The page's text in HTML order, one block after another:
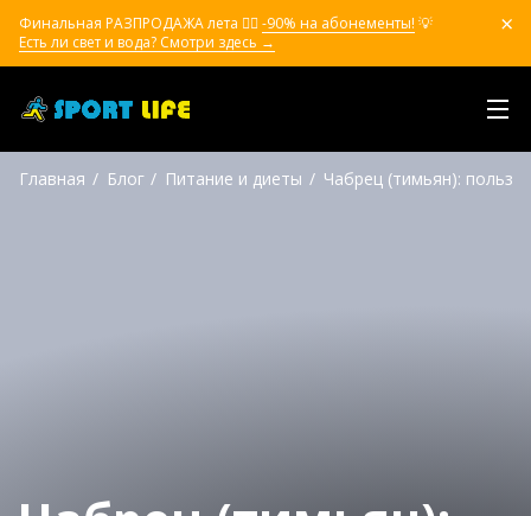
Финальная РАЗПРОДАЖА лета ❤️‍🔥 -90% на абонементы! 💡
Есть ли свет и вода? Смотри здесь →
Главная Блог Питание и диеты Чабрец (тимьян):